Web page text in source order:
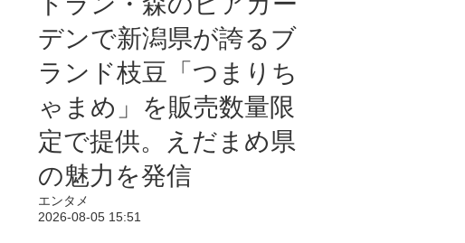
デンで新潟県が誇るブ
ランド枝豆「つまりち
ゃまめ」を販売数量限
定で提供。えだまめ県
の魅力を発信
エンタメ
2026-08-05 15:51